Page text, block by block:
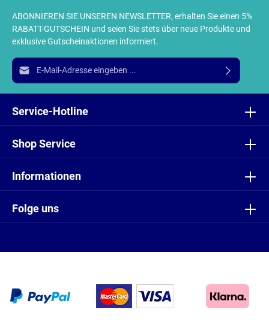
ABONNIEREN SIE UNSEREN NEWSLETTER, erhalten Sie einen 5%
RABATT-GUTSCHEIN und seien Sie stets über neue Produkte und
exklusive Gutscheinaktionen informiert.
E-Mail-Adresse*
Ich habe dieDatenschutzbestimmungenzur Kenntnis
einverstanden.
Folge uns
Service-Hotline
Shop Service
Informationen